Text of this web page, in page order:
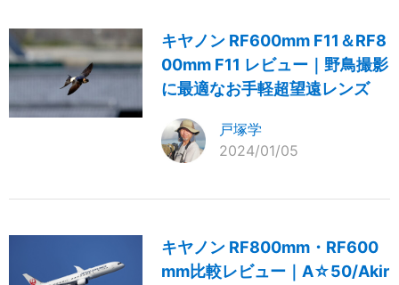
キヤノン RF600mm F11＆RF8
00mm F11 レビュー｜野鳥撮影
に最適なお手軽超望遠レンズ
戸塚学
2024/01/05
キヤノン RF800mm・RF600
mm比較レビュー｜A☆50/Akir